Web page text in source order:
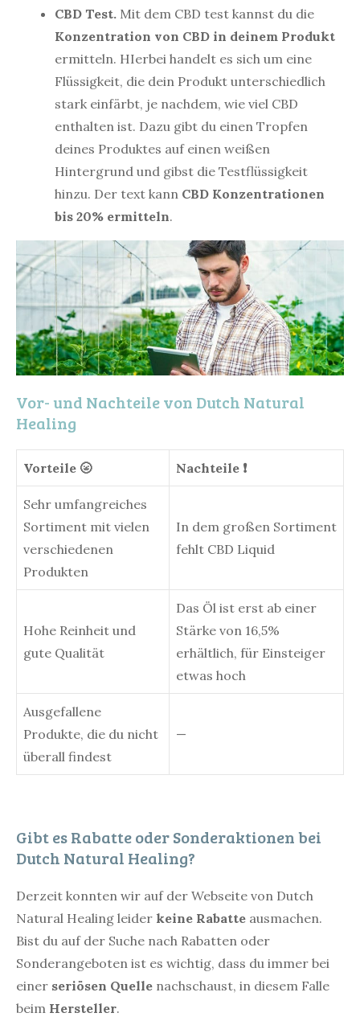
CBD Test. Mit dem CBD test kannst du die
Konzentration von CBD in deinem Produkt
ermitteln. HIerbei handelt es sich um eine
Flüssigkeit, die dein Produkt unterschiedlich
stark einfärbt, je nachdem, wie viel CBD
enthalten ist. Dazu gibt du einen Tropfen
deines Produktes auf einen weißen
Hintergrund und gibst die Testflüssigkeit
hinzu. Der text kann CBD Konzentrationen
bis 20% ermitteln.
Vor- und Nachteile von Dutch Natural
Healing
Vorteile 🌝 Nachteile ❗
Sehr umfangreiches
Sortiment mit vielen
verschiedenen
Produkten
In dem großen Sortiment
fehlt CBD Liquid
Hohe Reinheit und
gute Qualität
Das Öl ist erst ab einer
Stärke von 16,5%
erhältlich, für Einsteiger
etwas hoch
Ausgefallene
Produkte, die du nicht
überall findest
—
Gibt es Rabatte oder Sonderaktionen bei
Dutch Natural Healing?
Derzeit konnten wir auf der Webseite von Dutch
Natural Healing leider keine Rabatte ausmachen.
Bist du auf der Suche nach Rabatten oder
Sonderangeboten ist es wichtig, dass du immer bei
einer seriösen Quelle nachschaust, in diesem Falle
beim Hersteller.